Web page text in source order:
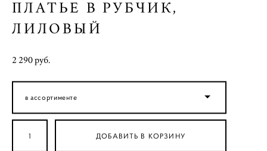
ПЛАТЬЕ В РУБЧИК,
ЛИЛОВЫЙ
2 290 pуб.
в ассортименте
ДОБАВИТЬ В КОРЗИНУ